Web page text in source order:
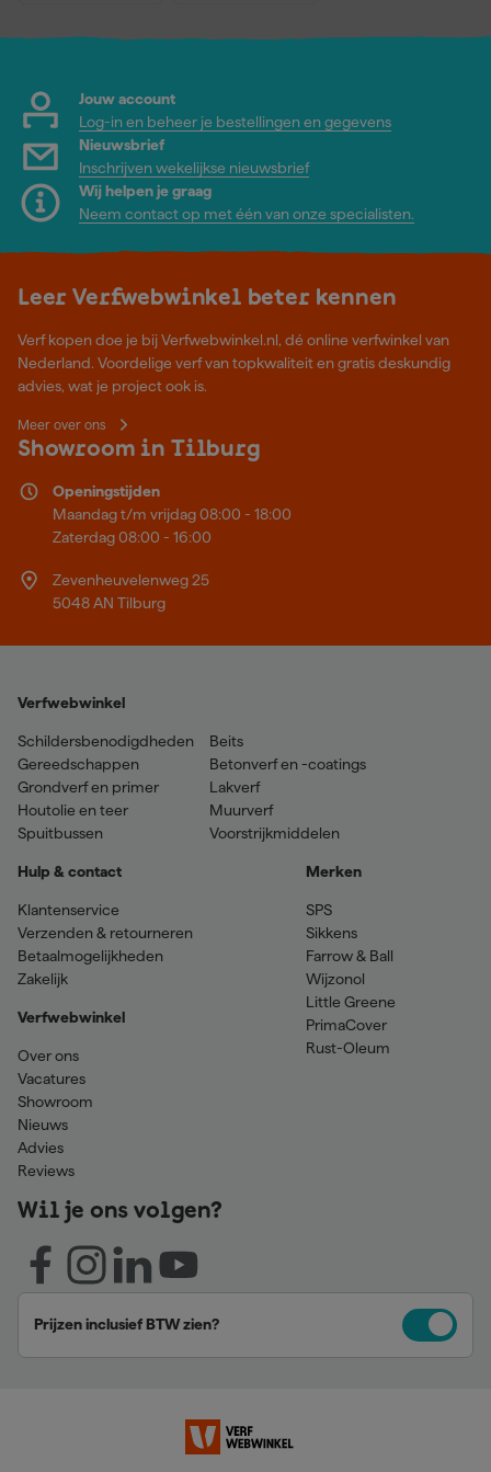
Jouw account
Log-in en beheer je bestellingen en gegevens
Nieuwsbrief
Inschrijven wekelijkse nieuwsbrief
Wij helpen je graag
Neem contact op met één van onze specialisten.
Leer Verfwebwinkel beter kennen
Verf kopen doe je bij Verfwebwinkel.nl, dé online verfwinkel van
Nederland. Voordelige verf van topkwaliteit en gratis deskundig
advies, wat je project ook is.
Meer over ons
Showroom in Tilburg
Openingstijden
Maandag t/m vrijdag 08:00 - 18:00
Zaterdag 08:00 - 16:00
Zevenheuvelenweg 25
5048 AN Tilburg
Verfwebwinkel
Schildersbenodigdheden
Gereedschappen
Grondverf en primer
Houtolie en teer
Spuitbussen
Beits
Betonverf en -coatings
Lakverf
Muurverf
Voorstrijkmiddelen
Hulp & contact
Klantenservice
Verzenden & retourneren
Betaalmogelijkheden
Zakelijk
Verfwebwinkel
Over ons
Vacatures
Showroom
Nieuws
Advies
Reviews
Merken
SPS
Sikkens
Farrow & Ball
Wijzonol
Little Greene
PrimaCover
Rust-Oleum
Wil je ons volgen?
Prijzen inclusief BTW zien?